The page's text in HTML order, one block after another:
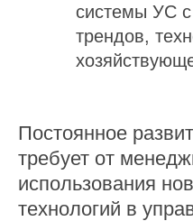
системы УС
трендов,
Постоянное
требует от
использования
технологий в